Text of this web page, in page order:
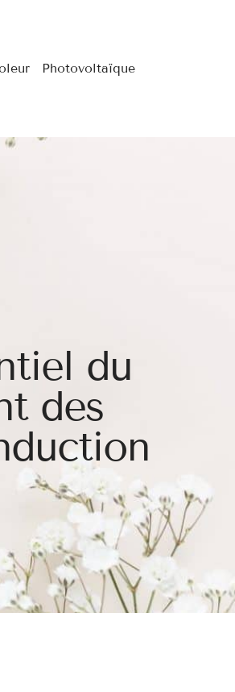
Photovoltaïque
du
des